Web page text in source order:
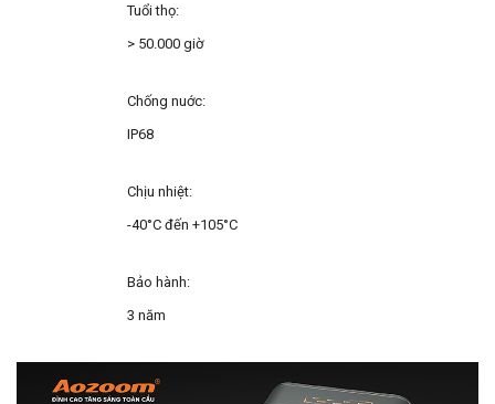
Tuổi thọ:
> 50.000 giờ
Chống nuớc:
IP68
Chịu nhiệt:
-40°C đến +105°C
Bảo hành:
3 năm